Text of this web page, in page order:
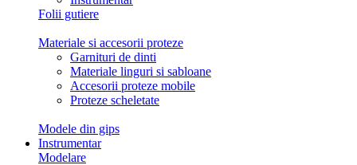
Folii gutiere
Materiale si accesorii proteze
Garnituri de dinti
Materiale linguri si sabloane
Accesorii proteze mobile
Proteze scheletate
Modele din gips
Instrumentar
Modelare